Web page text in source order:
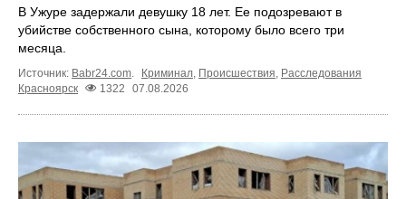
В Ужуре задержали девушку 18 лет. Ее подозревают в
убийстве собственного сына, которому было всего три
месяца.
Источник: Babr24.com. Криминал, Происшествия, Расследования
Красноярск
1322 07.08.2026